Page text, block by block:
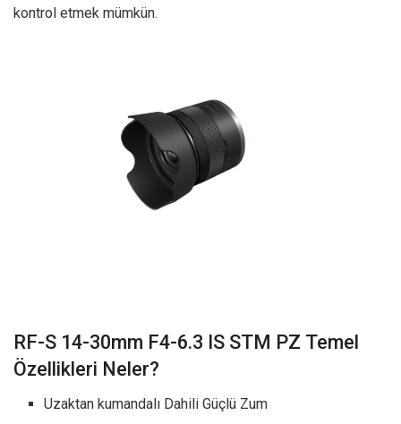
kontrol etmek mümkün.
RF-S 14-30mm F4-6.3 IS STM PZ Temel
Özellikleri Neler?
Uzaktan kumandalı Dahili Güçlü Zum